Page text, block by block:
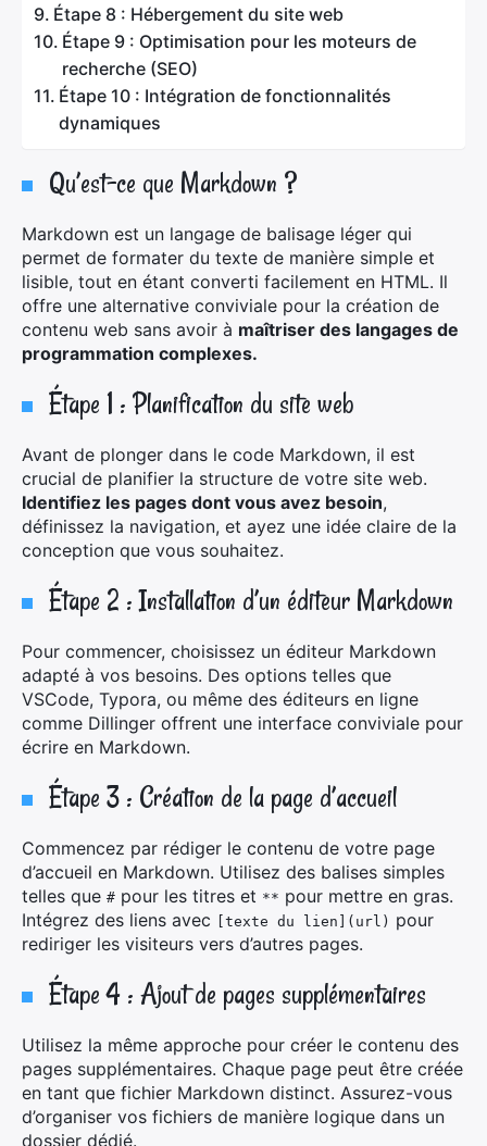
Étape 8 : Hébergement du site web
Étape 9 : Optimisation pour les moteurs de
recherche (SEO)
Étape 10 : Intégration de fonctionnalités
dynamiques
Qu’est-ce que Markdown ?
Markdown est un langage de balisage léger qui
permet de formater du texte de manière simple et
lisible, tout en étant converti facilement en HTML. Il
offre une alternative conviviale pour la création de
contenu web sans avoir à maîtriser des langages de
programmation complexes.
Étape 1 : Planification du site web
Avant de plonger dans le code Markdown, il est
crucial de planifier la structure de votre site web.
Identifiez les pages dont vous avez besoin,
définissez la navigation, et ayez une idée claire de la
conception que vous souhaitez.
Étape 2 : Installation d’un éditeur Markdown
Pour commencer, choisissez un éditeur Markdown
adapté à vos besoins. Des options telles que
VSCode, Typora, ou même des éditeurs en ligne
comme Dillinger offrent une interface conviviale pour
écrire en Markdown.
Étape 3 : Création de la page d’accueil
Commencez par rédiger le contenu de votre page
d’accueil en Markdown. Utilisez des balises simples
telles que # pour les titres et ** pour mettre en gras.
Intégrez des liens avec
[texte du lien](url) pour
rediriger les visiteurs vers d’autres pages.
Étape 4 : Ajout de pages supplémentaires
Utilisez la même approche pour créer le contenu des
pages supplémentaires. Chaque page peut être créée
en tant que fichier Markdown distinct. Assurez-vous
d’organiser vos fichiers de manière logique dans un
dossier dédié.